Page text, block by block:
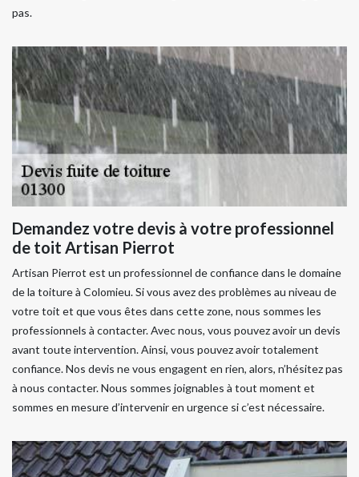
pas.
Demandez votre devis à votre professionnel
de toit Artisan Pierrot
Artisan Pierrot est un professionnel de confiance dans le domaine
de la toiture à Colomieu. Si vous avez des problèmes au niveau de
votre toit et que vous êtes dans cette zone, nous sommes les
professionnels à contacter. Avec nous, vous pouvez avoir un devis
avant toute intervention. Ainsi, vous pouvez avoir totalement
confiance. Nos devis ne vous engagent en rien, alors, n’hésitez pas
à nous contacter. Nous sommes joignables à tout moment et
sommes en mesure d’intervenir en urgence si c’est nécessaire.